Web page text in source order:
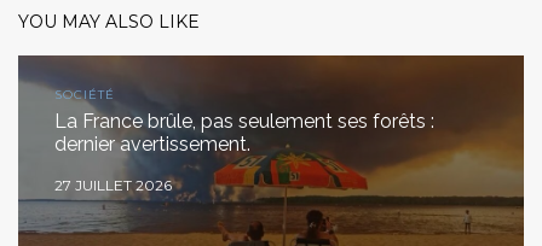
YOU MAY ALSO LIKE
SOCIÉTÉ
La France brûle, pas seulement ses forêts :
dernier avertissement.
27 JUILLET 2026